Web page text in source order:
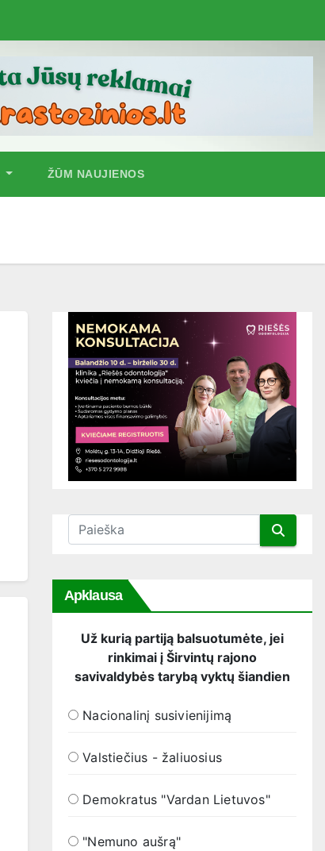
ŽŪM NAUJIENOS
Apklausa
Už kurią partiją balsuotumėte, jei
rinkimai į Širvintų rajono
savivaldybės tarybą vyktų šiandien
Nacionalinį susivienijimą
Valstiečius - žaliuosius
Demokratus "Vardan Lietuvos"
"Nemuno aušrą"